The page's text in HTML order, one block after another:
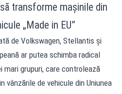
transforme mașinile din
„Made in EU”
de Volkswagen, Stellantis și
ar putea schimba radical
mari grupuri, care controlează
vânzările de vehicule din Uniunea